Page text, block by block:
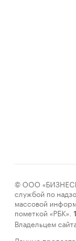
© ООО
службой по
массовой
пометкой «РБК».
Владельцем